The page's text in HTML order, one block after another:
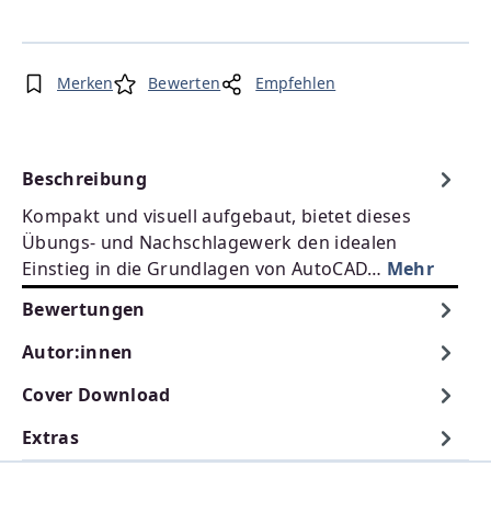
Merken Bewerten Empfehlen
Beschreibung
Kompakt und visuell aufgebaut, bietet dieses
Übungs- und Nachschlagewerk den idealen
Einstieg in die Grundlagen von AutoCAD… Mehr
Bewertungen
Autor:innen
Cover Download
Extras